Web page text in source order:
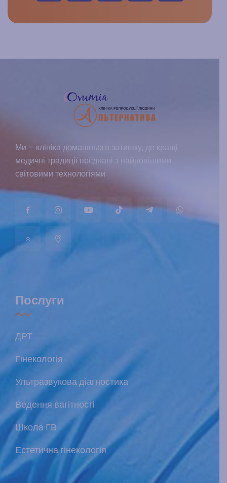
Ми – клініка домашнього затишку, де кращі
медичні традиції поєднані з найновішими
світовими технологіями
Послуги
ДРТ
Гінекологія
Ультразвукова діагностика
Ведення вагітності
Школа ГВ
Естетична гінекологія